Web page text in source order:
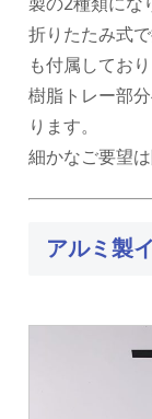
製の2種類にな
折りたたみ式
も付属しており
樹脂トレー部
ります。
細かなご要望
アルミ製